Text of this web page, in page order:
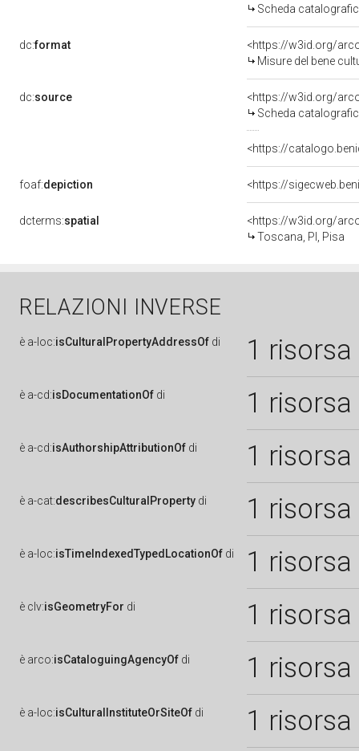
Scheda
dc:format
<https://w3id.org/
Misure del bene
dc:source
<https://w3id.org/
Scheda
<https://
foaf:depiction <https://
dcterms:spatial
<https://w3id.org/
Toscana, PI, Pisa
RELAZIONI INVERSE
è a-loc:isCulturalPropertyAddressOf di 1 risorsa
è a-cd:isDocumentationOf di 1 risorsa
è a-cd:isAuthorshipAttributionOf di 1 risorsa
è a-cat:describesCulturalProperty di 1 risorsa
è a-loc:isTimeIndexedTypedLocationOf di 1 risorsa
è clv:isGeometryFor di 1 risorsa
è arco:isCataloguingAgencyOf di 1 risorsa
è a-loc:isCulturalInstituteOrSiteOf di 1 risorsa